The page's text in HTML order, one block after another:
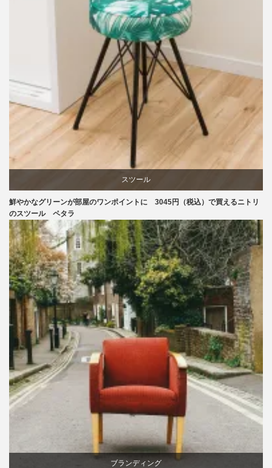
ブランディング
椅子
スツール
椅子
鮮やかなグリーンが部屋のワンポイントに 3045円（税込）で買えるニトリ
のスツール ペタラ
ブランディング